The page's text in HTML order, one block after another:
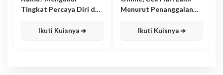
Tingkat Percaya Diri dan
Ikuti Kuisnya ➔
Menurut Penanggalan
Ikuti Kuisnya ➔